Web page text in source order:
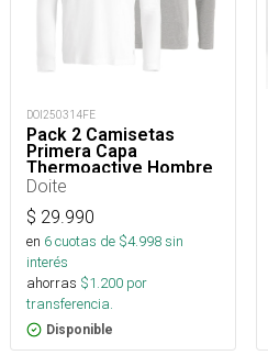
DOI250314FE
Pack 2 Camisetas
Primera Capa
Thermoactive Hombre
Doite
$ 29.990
en 6cuotas de $4.998sin
interés
ahorras $1.200 por
transferencia.
Disponible